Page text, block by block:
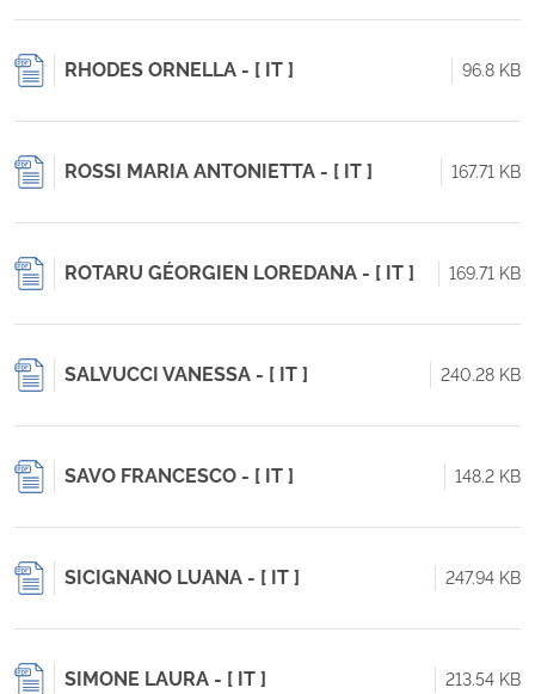
RHODES ORNELLA - [ IT ] 96.8 KB
ROSSI MARIA ANTONIETTA - [ IT ] 167.71 KB
ROTARU GÉORGIEN LOREDANA - [ IT ] 169.71 KB
SALVUCCI VANESSA - [ IT ] 240.28 KB
SAVO FRANCESCO - [ IT ] 148.2 KB
SICIGNANO LUANA - [ IT ] 247.94 KB
SIMONE LAURA - [ IT ] 213.54 KB